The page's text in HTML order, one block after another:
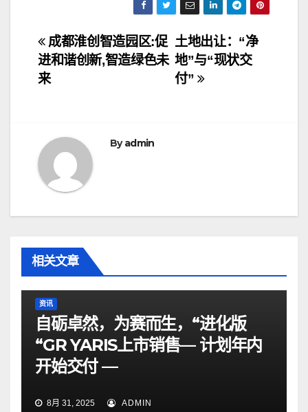
文
章
航
土地出让：“净
地”与“现状交
付”
成都淮创智造园区:促
进和谐创新,智造绿色未
来
Byadmin
相关文章
资讯
自砺卓然，为赛而生，“进化版
“GR YARIS上市销售— 计划年内
开始交付 —
8月 31, 2025 ADMIN